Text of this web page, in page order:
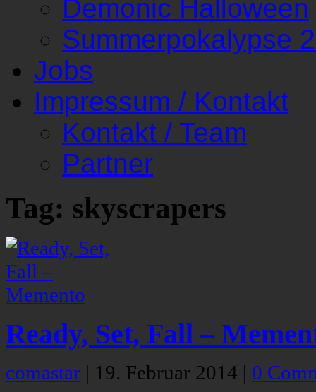
Demonic Halloween
Summerpokalypse
Jobs
Impressum / Kontakt
Kontakt / Team
Partner
Tag: skyscrapers
Ready, Set, Fall –
comastar | 19. Februar 2014 | 0